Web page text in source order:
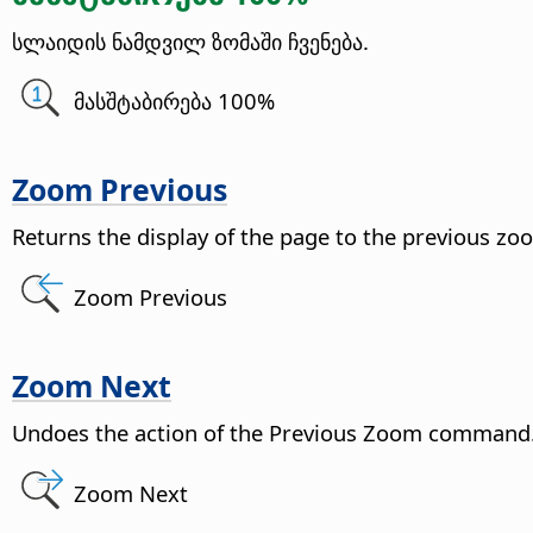
სლაიდის ნამდვილ ზომაში ჩვენება.
მასშტაბირება 100%
Zoom Previous
Returns the display of the page to the previous
Zoom Previous
Zoom Next
Undoes the action of the Previous Zoom
Zoom Next